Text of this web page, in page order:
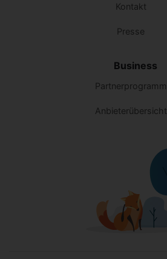
Kontakt
Presse
Business
Partnerprogramm
Anbieterübersicht